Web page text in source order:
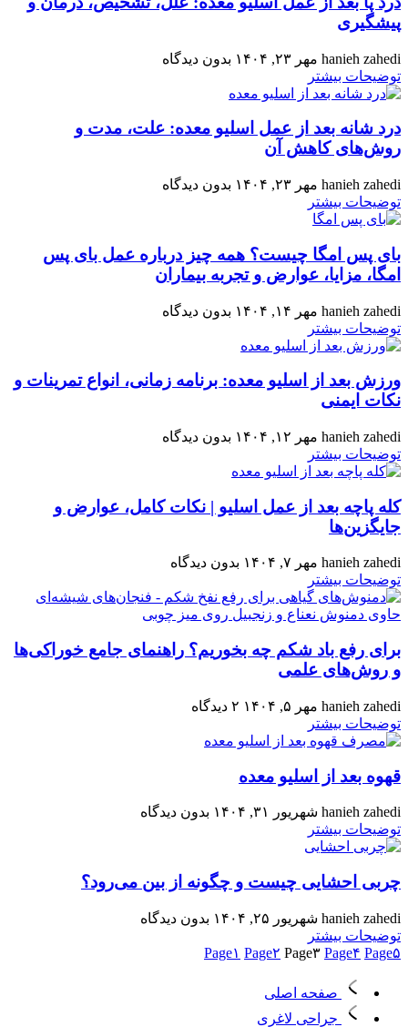
پیشگیری
hanieh zahedi مهر ۲۳, ۱۴۰۴
بدون دیدگاه
توضیحات بیشتر
درد شانه بعد از عمل اسلیو معده: علت، مدت و
روش‌های کاهش آن
hanieh zahedi مهر ۲۳, ۱۴۰۴
بدون دیدگاه
توضیحات بیشتر
بای‌ پس امگا چیست؟ همه‌ چیز درباره عمل بای‌ پس
امگا، مزایا، عوارض و تجربه بیماران
hanieh zahedi مهر ۱۴, ۱۴۰۴
بدون دیدگاه
توضیحات بیشتر
ورزش بعد از اسلیو معده: برنامه زمانی، انواع تمرینات و
نکات ایمنی
hanieh zahedi مهر ۱۲, ۱۴۰۴
بدون دیدگاه
توضیحات بیشتر
کله‌ پاچه بعد از عمل اسلیو | نکات کامل، عوارض و
جایگزین‌ها
hanieh zahedi مهر ۷, ۱۴۰۴
بدون دیدگاه
توضیحات بیشتر
برای رفع باد شکم چه بخوریم؟ راهنمای جامع خوراکی‌ها
و روش‌های علمی
hanieh zahedi مهر ۵, ۱۴۰۴
۲ دیدگاه
توضیحات بیشتر
قهوه بعد از اسلیو معده
hanieh zahedi شهریور ۳۱, ۱۴۰۴
بدون دیدگاه
توضیحات بیشتر
چربی احشایی چیست و چگونه از بین می‌رود؟
hanieh zahedi شهریور ۲۵, ۱۴۰۴
بدون دیدگاه
توضیحات بیشتر
Page۱ Page۲ Page۳ Page۴ Page۵
صفحه اصلی
جراحی لاغری